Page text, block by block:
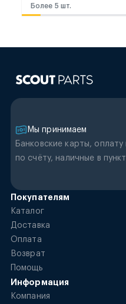
Более 5 шт.
Мы принимаем
Банковские карты,
по счёту, наличные в
Покупателям
Каталог
Доставка
Оплата
Возврат
Помощь
Информация
Компания